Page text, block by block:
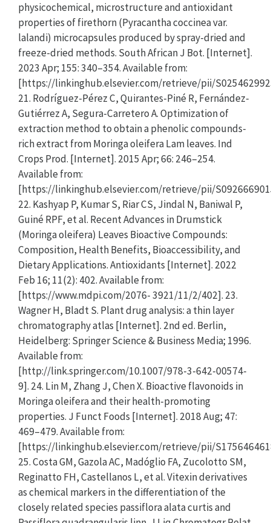
physicochemical, microstructure and antioxidant
properties of firethorn (Pyracantha coccinea var.
lalandi) microcapsules produced by spray-dried and
freeze-dried methods. South African J Bot. [Internet].
2023 Apr; 155: 340–354. Available from:
[https://linkinghub.elsevier.com/retrieve/pii/
21. Rodríguez-Pérez C, Quirantes-Piné R, Fernández-
Gutiérrez A, Segura-Carretero A. Optimization of
extraction method to obtain a phenolic compounds-
rich extract from Moringa oleifera Lam leaves. Ind
Crops Prod. [Internet]. 2015 Apr; 66: 246–254.
Available from:
[https://linkinghub.elsevier.com/retrieve/pii/
22. Kashyap P, Kumar S, Riar CS, Jindal N, Baniwal P,
Guiné RPF, et al. Recent Advances in Drumstick
(Moringa oleifera) Leaves Bioactive Compounds:
Composition, Health Benefits, Bioaccessibility, and
Dietary Applications. Antioxidants [Internet]. 2022
Feb 16; 11(2): 402. Available from:
[https://www.mdpi.com/2076- 3921/11/2/402]. 23.
Wagner H, Bladt S. Plant drug analysis: a thin layer
chromatography atlas [Internet]. 2nd ed. Berlin,
Heidelberg: Springer Science & Business Media; 1996.
Available from:
[http://link.springer.com/10.1007/978-3-642-00574-
9]. 24. Lin M, Zhang J, Chen X. Bioactive flavonoids in
Moringa oleifera and their health-promoting
properties. J Funct Foods [Internet]. 2018 Aug; 47:
469–479. Available from:
[https://linkinghub.elsevier.com/retrieve/pii/
25. Costa GM, Gazola AC, Madóglio FA, Zucolotto SM,
Reginatto FH, Castellanos L, et al. Vitexin derivatives
as chemical markers in the differentiation of the
closely related species passiflora alata curtis and